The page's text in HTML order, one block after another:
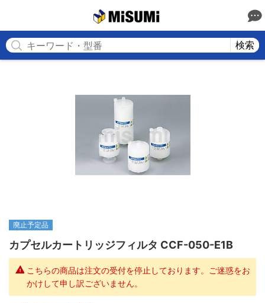
検索
廃止予定品
カプセルカートリッジフィルタ CCF-050-E1B
こちらの商品は注文の受付を停止しております。ご迷惑をお
かけして申し訳ございません。